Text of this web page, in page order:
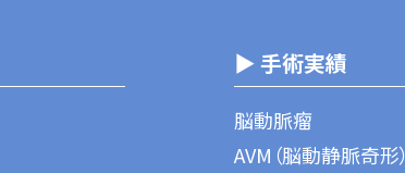
▶ 手術実績
脳動脈瘤
AVM（脳動静脈奇形）